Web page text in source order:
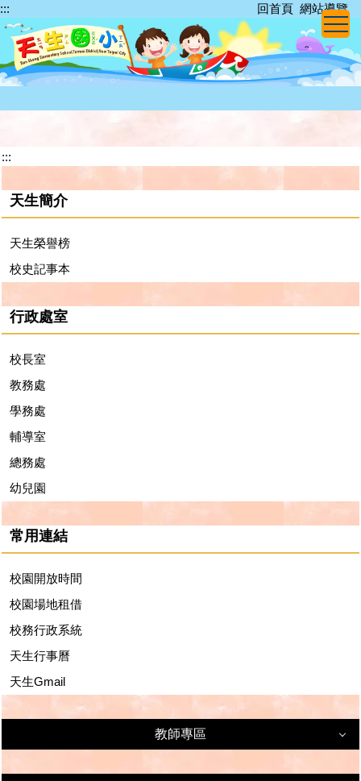
跳
到
主
要
內
::: 回首頁 網站導覽
:::
天生簡介
天生榮譽榜
校史記事本
行政處室
校長室
教務處
學務處
輔導室
總務處
幼兒園
常用連結
校園開放時間
校園場地租借
校務行政系統
天生行事曆
天生Gmail
教師專區